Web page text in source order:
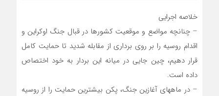
خلاصه اجرایی
– چنانچه مواضع و موقعیت کشورها در قبال جنگ اوکراین و
اقدام روسیه را بر روی برداری از مقابله شدید تا حمایت کامل
قرار دهیم، چین جایی در میانه این بردار به خود اختصاص
داده است.
– در ماههای آغازین جنگ، پکن بیشترین حمایت را از روسیه